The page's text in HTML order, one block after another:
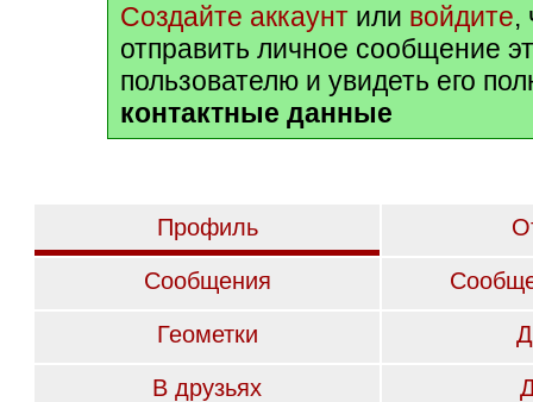
Создайте аккаунт или войдите,
отправить личное сообщение
пользователю и увидеть его
контактные данные
Профиль
Сообщения
Геометки
В друзьях